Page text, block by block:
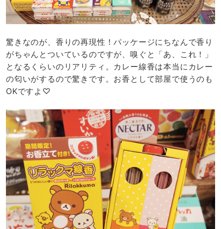
驚きなのが、香りの再現性！パッケージにちなんで香り
がちゃんとついているのですが、嗅ぐと「あ、これ！」
となるくらいのリアリティ。カレー線香は本当にカレー
の匂いがするので驚きです。お香として部屋で使うのも
OKですよ♡